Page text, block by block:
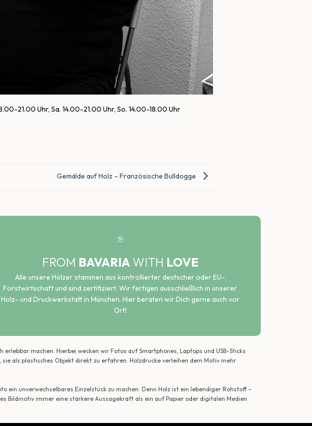
21.00 Uhr, Sa. 14.00-21.00 Uhr, So. 14.00-18.00 Uhr
Gemälde auf Holz – Französische Bulldogge
FROM BAVARIA WITH LOVE
Alle unsere Hölzer stammen aus kontrollierter deutscher oder EU-
Forstwirtschaft und sind zertifiziert. Wir fertigen ausschließlich in unserer
Holz- und Druckwerkstatt in München. Hier beraten wir Dich gerne auch vor
Ort!
machen. Hierbei wecken wir Fotos auf Smartphones, Laptops und USB-Sticks
als plastisches Objekt direkt zu erfahren. Holzdrucke verleihen dem Motiv mehr
unverwechselbares Einzelstück zu machen. Denn Holz ist ein lebendiger Rohstoff –
Bildmotiv immer eine stärkere Aussagekraft als ein auf Papier oder digitalen Medien